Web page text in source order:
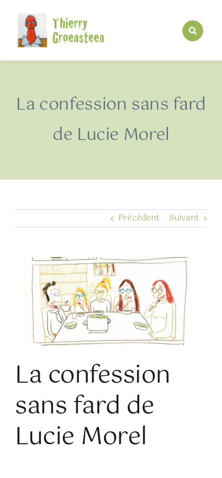
contenu
La confession sans fard
de Lucie Morel
Précédent Suivant
l'image
agrandie
La confession
sans fard de
Lucie Morel